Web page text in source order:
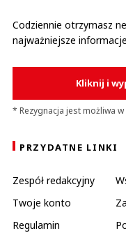
Codziennie otrzymasz
najważniejsze
Kliknij i
* Rezygnacja jest możliwa w
PRZYDATNE LINKI
Zespół redakcyjny
Twoje konto
Regulamin